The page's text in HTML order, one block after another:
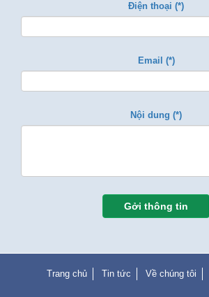
Điện thoại (*)
Email (*)
Nội dung (*)
Gởi thông tin
Trang chủ Tin tức Về chúng tôi